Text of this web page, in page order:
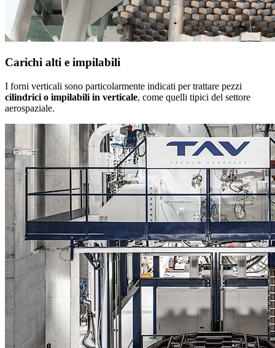
Carichi alti e impilabili
I forni verticali sono particolarmente indicati per trattare pezzi
cilindrici o impilabili in verticale, come quelli tipici del settore
aerospaziale.